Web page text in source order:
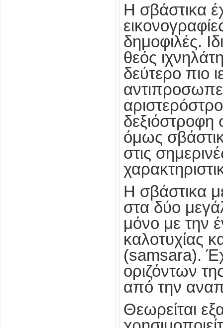
Η σβάστικα
δημοφιλές.
θεός
δεύτερο πιο
όμως
στις
H σβάστικα
στα δύο
μόνο με την
καλοτυχίας
(samsara).
οριζόντων
από την
Θεωρείται